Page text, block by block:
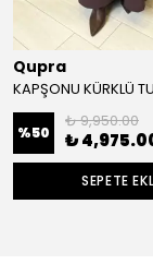
Qupra
%50
₺ 9,950.00
₺
SEPETE